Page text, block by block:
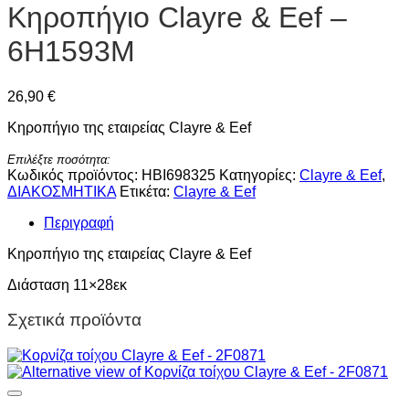
Κηροπήγιο Clayre & Eef –
6H1593M
26,90 €
Κηροπήγιο της εταιρείας Clayre & Eef
Επιλέξτε ποσότητα:
Κωδικός προϊόντος: HBI698325 Κατηγορίες: Clayre & Eef,
ΔΙΑΚΟΣΜΗΤΙΚΑ Ετικέτα: Clayre & Eef
Περιγραφή
Κηροπήγιο της εταιρείας Clayre & Eef
Διάσταση 11×28εκ
Σχετικά προϊόντα